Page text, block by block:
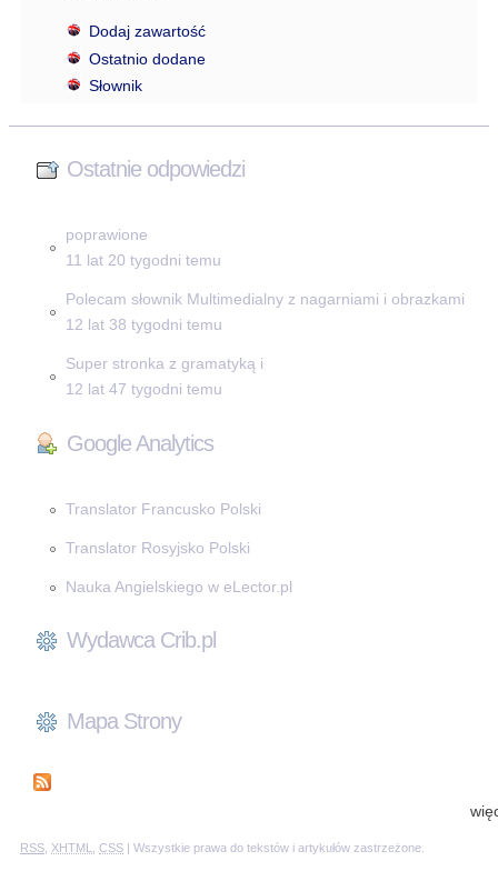
Dodaj zawartość
Ostatnio dodane
Słownik
Ostatnie odpowiedzi
poprawione
11 lat 20 tygodni temu
Polecam słownik Multimedialny z nagarniami i obrazkami
12 lat 38 tygodni temu
Super stronka z gramatyką i
12 lat 47 tygodni temu
Google Analytics
Translator Francusko Polski
Translator Rosyjsko Polski
Nauka Angielskiego w eLector.pl
Wydawca Crib.pl
Mapa Strony
RSS XHTML CSS | Wszystkie prawa do tekstów i artykułów zastrzeżone.